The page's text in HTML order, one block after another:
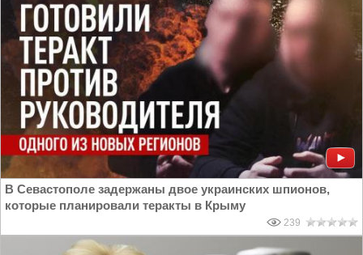
В Севастополе задержаны двое украинских шпионов,
которые планировали теракты в Крыму
239